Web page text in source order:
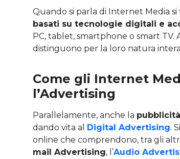
Quando si parla di Internet Media
basati su tecnologie digitali e
PC, tablet, smartphone o smart TV.
distinguono per la loro natura
Come gli Internet
l’Advertising
Parallelamente, anche la pubblicità
dando vita al Digital Advertising.
online che comprendono, tra gli
mail Advertising, l’Audio